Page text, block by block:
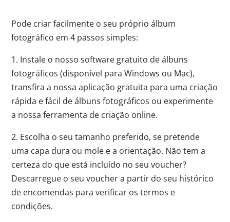
Pode criar facilmente o seu próprio álbum
fotográfico em 4 passos simples:
1. Instale o nosso software gratuito de álbuns
fotográficos (disponível para Windows ou Mac),
transfira a nossa aplicação gratuita para uma criação
rápida e fácil de álbuns fotográficos ou experimente
a nossa ferramenta de criação online.
2. Escolha o seu tamanho preferido, se pretende
uma capa dura ou mole e a orientação. Não tem a
certeza do que está incluído no seu voucher?
Descarregue o seu voucher a partir do seu histórico
de encomendas para verificar os termos e
condições.